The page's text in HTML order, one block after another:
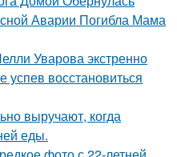
Аварии Погибла Мама
Уварова экстренно
успев восстановиться
выручают, когда
еды.